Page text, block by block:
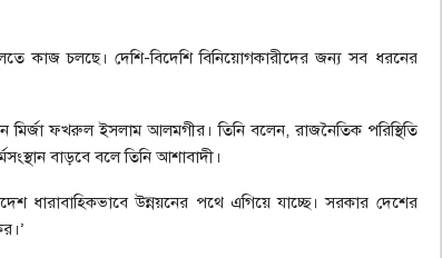
কাজ চলছে। দেশি-বিদেশি বিনিয়োগকারীদের জন্য সব ধরনের
ফখরুল ইসলাম আলমগীর। তিনি বলেন, রাজনৈতিক পরিস্থিতি
বাড়বে বলে তিনি আশাবাদী।
ধারাবাহিকভাবে উন্নয়নের পথে এগিয়ে যাচ্ছে। সরকার দেশের